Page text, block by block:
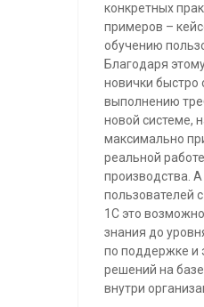
конкретных
примеров –
обучению
Благодаря
новички быстро
выполнению
новой системе,
максимально
реальной
производства.
пользователей
1С это
знания до
по поддержке и
решений на
внутри